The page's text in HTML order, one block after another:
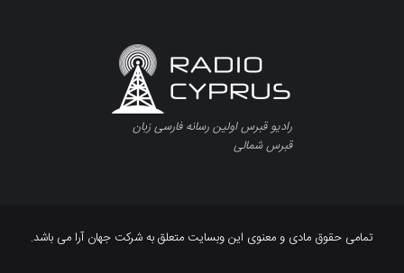
رادیو قبرس اولین رسانه فارسی زبان
قبرس شمالی
تمامی حقوق مادی و معنوی این وبسایت متعلق به شرکت جهان آرا می باشد.